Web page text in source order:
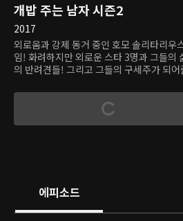
개밥 주는 남자 시즌2
2017
외로움과 강제 동거 중인 호모 솔리타리우
임! 화려하지만 외로운 스타 3명과 그들의
의 반려견들! 그리고 그들의 구세주가 되
에피소드